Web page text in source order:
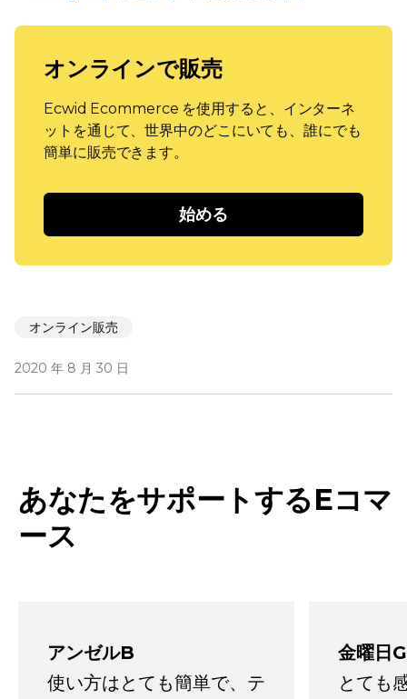
オンラインで販売
Ecwid Ecommerce を使用すると、インターネ
ットを通じて、世界中のどこにいても、誰にでも
簡単に販売できます。
始める
オンライン販売
2020 年 8 月 30 日
あなたをサポートするEコマ
ース
アンゼルB
使い方はとても簡単で、テ
金曜日G
とても